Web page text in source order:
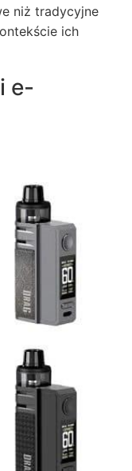
niż tradycyjne
ich
e-